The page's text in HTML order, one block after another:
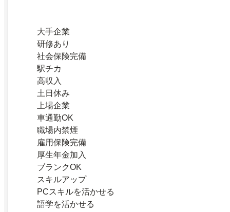
大手企業
研修あり
社会保険完備
駅チカ
高収入
土日休み
上場企業
車通勤OK
職場内禁煙
雇用保険完備
厚生年金加入
ブランクOK
スキルアップ
PCスキルを活かせる
語学を活かせる